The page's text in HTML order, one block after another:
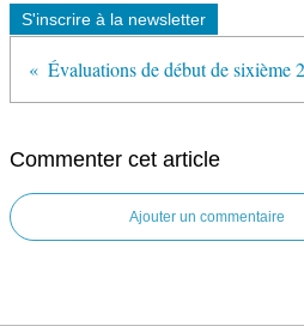
S'inscrire à la newsletter
Commenter cet article
Ajouter un commentaire